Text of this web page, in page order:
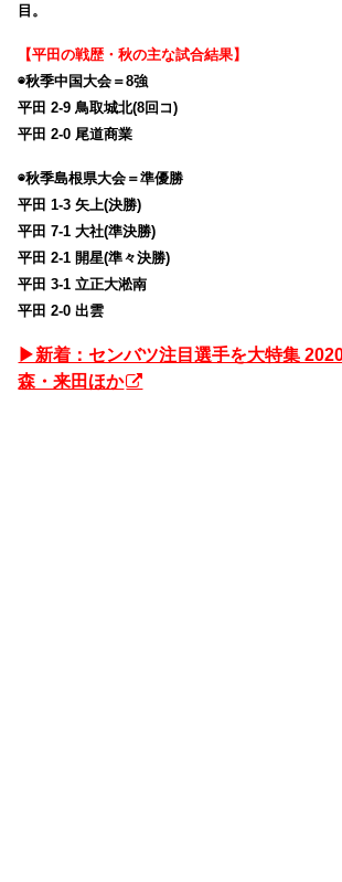
目。
【平田の戦歴・秋の主な試合結果】
◉秋季中国大会＝8強
平田 2-9 鳥取城北(8回コ)
平田 2-0 尾道商業
◉秋季島根県大会＝準優勝
平田 1-3 矢上(決勝)
平田 7-1 大社(準決勝)
平田 2-1 開星(準々決勝)
平田 3-1 立正大淞南
平田 2-0 出雲
▶︎新着：センバツ注目選手を大特集
森・来田ほか